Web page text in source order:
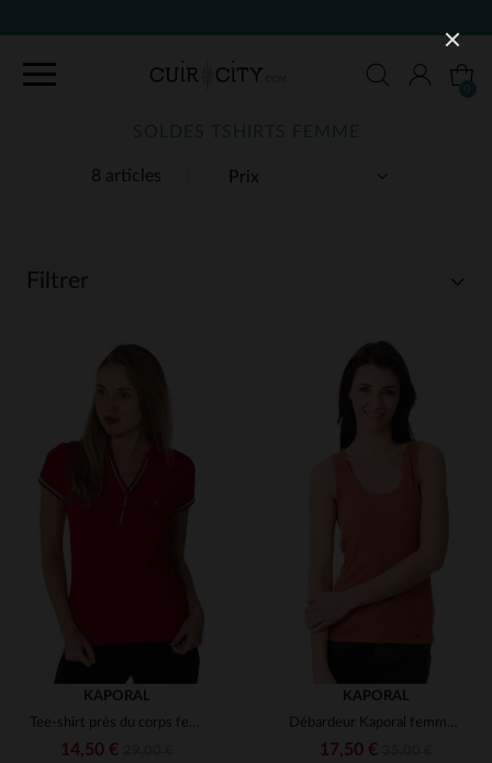
8 articles
SOLDES TSHIRTS FEMME
Filtrer
(1)
(5)
KAPORAL
Tee-shirt près du corps femme rouge
14,50 €
KAPORAL
Débardeur Kaporal femme coloris orange chutney
17,50 €